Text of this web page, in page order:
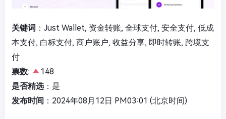
关键词 ：Just Wallet, 资金转账, 全球支付, 安全支付, 低成
本支付, 白标支付, 商户账户, 收益分享, 即时转账, 跨境支
付
票数:
148
是否精选：是
发布时间 ：2024年08月12日 PM03:01 (北京时间)